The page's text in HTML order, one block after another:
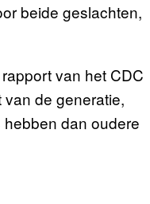
beide geslachten,
van het CDC
de generatie,
dan oudere